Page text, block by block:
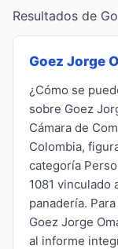
Resultados de
Goez Jorge
¿Cómo se
sobre Goez
Cámara de
Colombia,
categoría
1081 vinculado
panadería.
Goez Jorge
al informe